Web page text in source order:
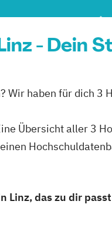
- Dein
haben für dich 3
Übersicht aller 3
Linz, das zu dir